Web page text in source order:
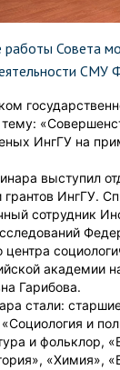
работы Совета
ИнгГУ на
выступил
грантов ИнгГУ.
сотрудник
центра
академии
Гарибова.
стали:
и
и фольклор,
«Химия»,